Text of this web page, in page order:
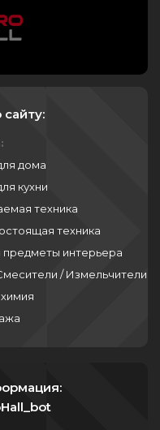
дома
кухни
техника
техника
предметы интерьера
/ Измельчители